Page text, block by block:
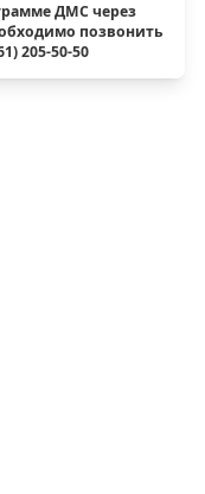
ДМС через
позвонить
205-50-50